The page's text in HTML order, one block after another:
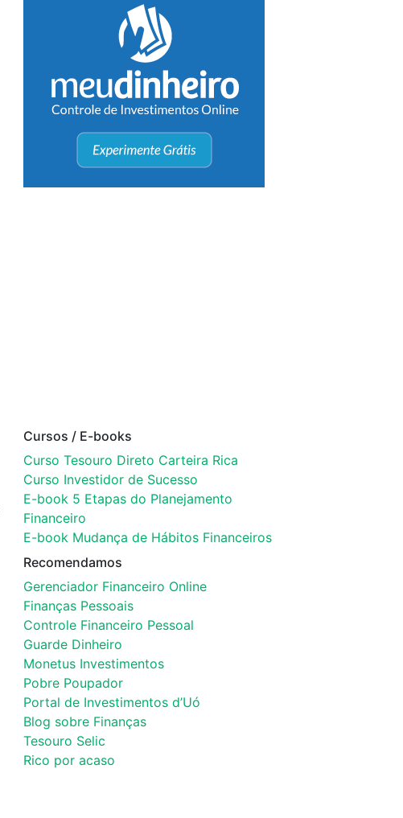
Cursos / E-books
Curso Tesouro Direto Carteira Rica
Curso Investidor de Sucesso
E-book 5 Etapas do Planejamento
Financeiro
E-book Mudança de Hábitos Financeiros
Recomendamos
Gerenciador Financeiro Online
Finanças Pessoais
Controle Financeiro Pessoal
Guarde Dinheiro
Monetus Investimentos
Pobre Poupador
Portal de Investimentos d’Uó
Blog sobre Finanças
Tesouro Selic
Rico por acaso